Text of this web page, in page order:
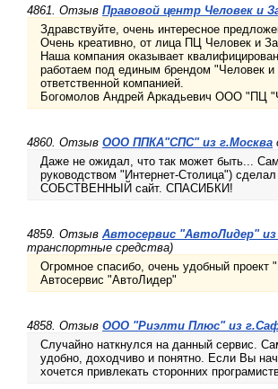
4861. Отзыв Правовой центр Человек и
Здравствуйте, очень интересное
Очень креативно, от лица ПЦ Человек и
Наша компания оказывает
работаем под единым брендом "Человек и
ответственной компанией.
Богомолов Андрей Аркадьевич ООО "ПЦ
4860. Отзыв ООО ППКА"СПС" из г.Москва
Даже не ожидал, что так может быть...
руководством "Интернет-Столица")
СОБСТВЕННЫЙ сайт. СПАСИБКИ!
4859. Отзыв Автосервис "АвтоЛидер" из
транспортные средства)
Огромное спасибо, очень удобный
Автосервис "АвтоЛидер"
4858. Отзыв ООО "Риэлти Плюс" из
Случайно наткнулся на данный сервис.
удобно, доходчиво и понятно. Если Вы
хочется привлекать сторонних